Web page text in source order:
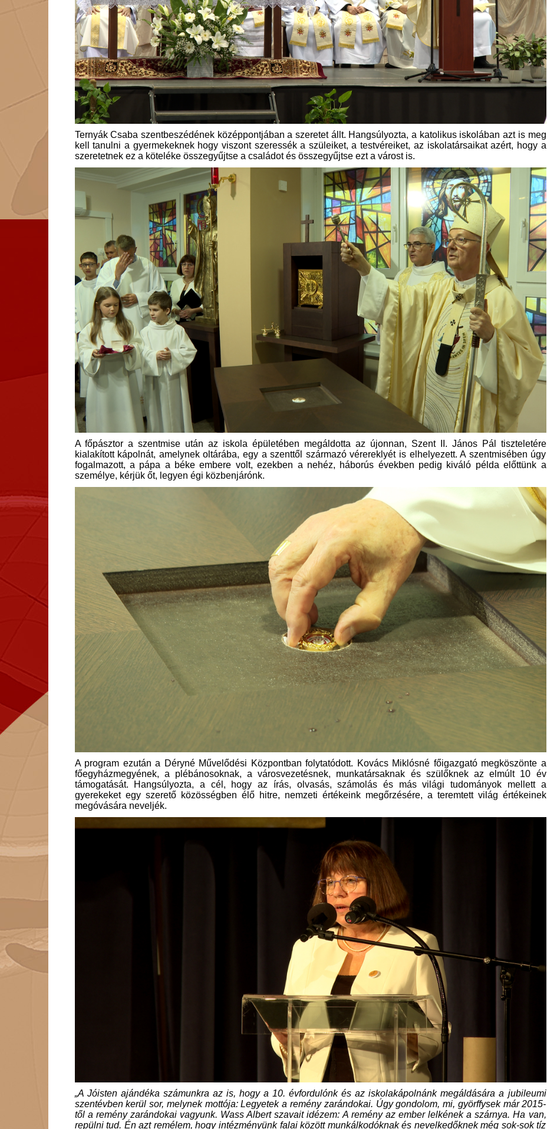
Ternyák Csaba szentbeszédének középpontjában a szeretet állt. Hangsúlyozta, a katolikus iskolában azt is meg
kell tanulni a gyermekeknek hogy viszont szeressék a szüleiket, a testvéreiket, az iskolatársaikat azért, hogy a
szeretetnek ez a köteléke összegyűjtse a családot és összegyűjtse ezt a várost is.
A főpásztor a szentmise után az iskola épületében megáldotta az újonnan, Szent II. János Pál tiszteletére
kialakított kápolnát, amelynek oltárába, egy a szenttől származó vérereklyét is elhelyezett. A szentmisében úgy
fogalmazott, a pápa a béke embere volt, ezekben a nehéz, háborús években pedig kiváló példa előttünk a
személye, kérjük őt, legyen égi közbenjárónk.
A program ezután a Déryné Művelődési Központban folytatódott. Kovács Miklósné főigazgató megköszönte a
főegyházmegyének, a plébánosoknak, a városvezetésnek, munkatársaknak és szülőknek az elmúlt 10 év
támogatását. Hangsúlyozta, a cél, hogy az írás, olvasás, számolás és más világi tudományok mellett a
gyerekeket egy szerető közösségben élő hitre, nemzeti értékeink megőrzésére, a teremtett világ értékeinek
megóvására neveljék.
„A Jóisten ajándéka számunkra az is, hogy a 10. évfordulónk és az iskolakápolnánk megáldására a jubileumi
szentévben kerül sor, melynek mottója: Legyetek a remény zarándokai. Úgy gondolom, mi, györffysek már 2015-
től a remény zarándokai vagyunk. Wass Albert szavait idézem: A remény az ember lelkének a szárnya. Ha van,
repülni tud. Én azt remélem, hogy intézményünk falai között munkálkodóknak és nevelkedőknek még sok-sok tíz